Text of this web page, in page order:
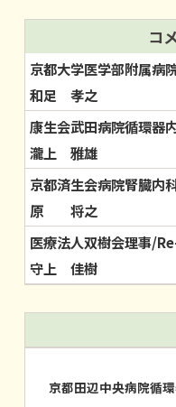
コ
京都大学医学部附属病
和足 孝之
康生会武田病院循環器
瀧上 雅雄
京都済生会病院腎臓内
原 将之
医療法人双樹会理事/
守上 佳樹
京都田辺中央病院循